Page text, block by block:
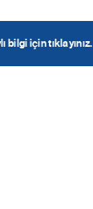
bilgi için tıklayınız.